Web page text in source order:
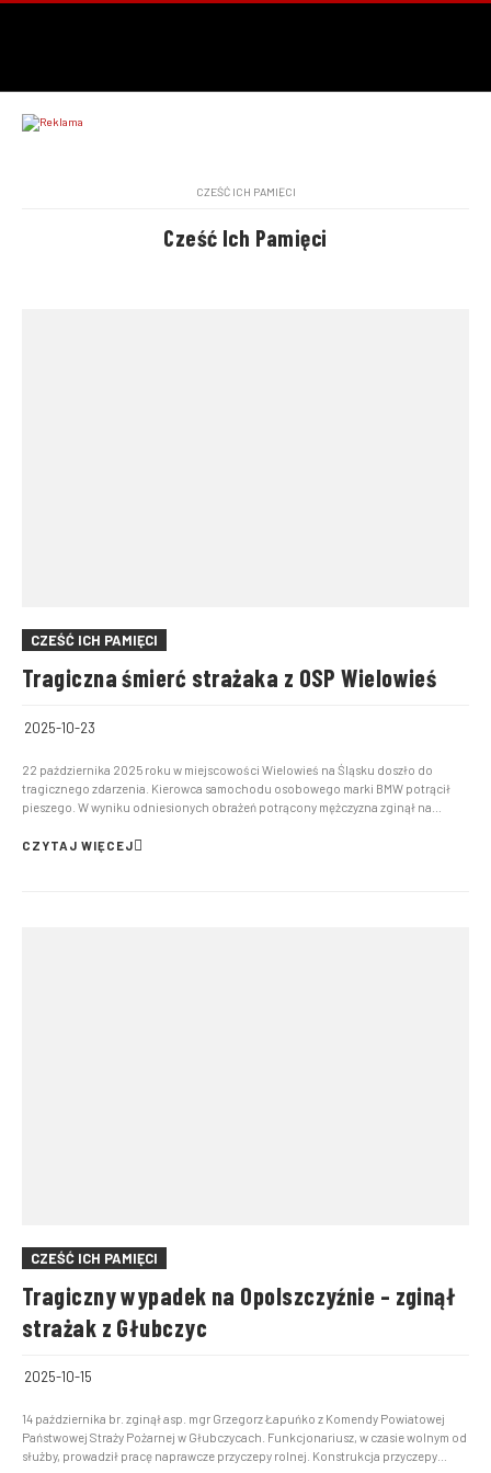
CZEŚĆ ICH PAMIĘCI
Cześć Ich Pamięci
CZEŚĆ ICH PAMIĘCI
Tragiczna śmierć strażaka z OSP Wielowieś
2025-10-23
22 października 2025 roku w miejscowości Wielowieś na Śląsku doszło do
tragicznego zdarzenia. Kierowca samochodu osobowego marki BMW potrącił
pieszego. W wyniku odniesionych obrażeń potrącony mężczyzna zginął na
miejscowej jednostki Ochotniczej Straży Pożarnej. Fot...
CZYTAJ WIĘCEJ
CZEŚĆ ICH PAMIĘCI
Tragiczny wypadek na Opolszczyźnie – zginął
strażak z Głubczyc
2025-10-15
14 października br. zginął asp. mgr Grzegorz Łapuńko z Komendy Powiatowej
Państwowej Straży Pożarnej w Głubczycach. Funkcjonariusz, w czasie wolnym od
służby, prowadził pracę naprawcze przyczepy rolnej. Konstrukcja przyczepy